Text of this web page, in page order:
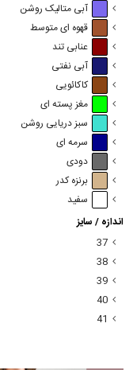
آبی متالیک روشن
قهوه ای متوسط
عنابی تند
آبی نفتی
کاکائویی
مغز پسته ای
سبز دریایی روشن
سرمه ای
دودی
برنزه کدر
سفید
اندازه / سایز
37
38
39
40
41